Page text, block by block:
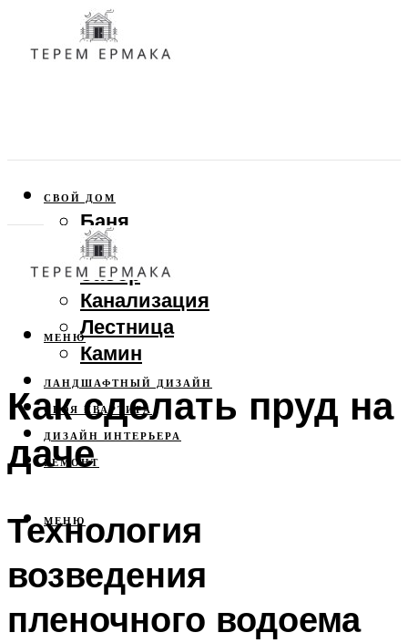
СВОЙ ДОМ
Баня
Веранда
Забор
Канализация
Лестница
Камин
ЛАНДШАФТНЫЙ ДИЗАЙН
СВОЯ КВАРТИРА
ДИЗАЙН ИНТЕРЬЕРА
РЕМОНТ
МЕНЮ
МЕНЮ
Как сделать пруд на
даче
Технология
возведения
пленочного водоема